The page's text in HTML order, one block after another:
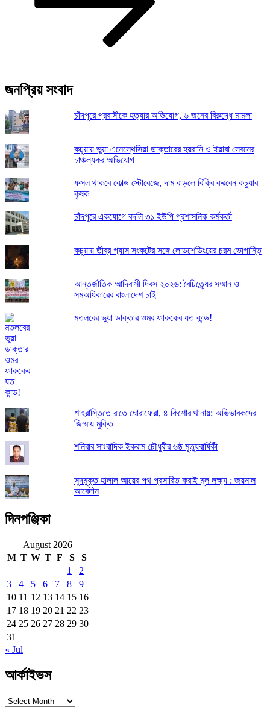
জনপ্রিয় সংবাদ
চাঁদপুরে প্রবাসীকে হত্যার অভিযোগ, ৬ জনের বিরুদ্ধে মামলা
কচুয়ায় ভুয়া এনেস্থেসিয়া ডাক্তারের হয়রানি ও ইয়াবা সেবনের
চাঞ্চল্যকর অভিযোগ
ফসল থাকবে কোল্ড স্টোরেজে, দাম বাড়লে বিক্রি করবেন কচুয়ার
কৃষক
চাঁদপুরে একযোগে বদলি ৩১ ইউপি প্রশাসনিক কর্মকর্তা
কচুয়ায় তীব্র গ্যাস সংকটের সঙ্গে লোডশেডিংয়ের চরম ভোগান্তি
আন্তর্জাতিক আদিবাসী দিবস ২০২৬: বৈচিত্র্যের সম্মান ও
সমঅধিকারের বাংলাদেশ চাই
মতলবের ভুয়া ডাক্তার ওমর ফারুকের যত কান্ড!
শাহরাস্তিতে রাতে ঘোরাফেরা, ৪ কিশোর থানায়; অভিভাবকদের
জিম্মায় মুক্তি
শনিবার সাংবাদিক ইকরাম চৌধুরীর ৬ষ্ঠ মৃত্যুবার্ষিকী
সুদমুক্ত হালাল আয়ের পথ প্রসারিত করাই মূল লক্ষ্য : জয়নাল
আবেদীন
দিনপঞ্জিকা
August 2026
M T W T F S
S
1
2
3
4 5 6 7 8
9
10 11 12 13 14 15 16
17 18 19 20 21 22 23
24 25 26 27 28 29 30
31
« Jul
আর্কাইভস
আর্কাইভস